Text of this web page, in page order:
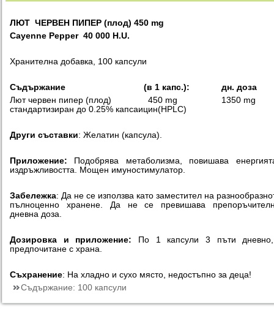
ЛЮТ ЧЕРВЕН ПИПЕР (плод) 450 mg
Cayenne Pepper 40 000 H.U.
Хранителна добавка, 100 капсули
Съдържание (в 1 капс.): дн. доза
Лют червен пипер (плод) 450 mg 1350 mg
стандартизиран до 0.25% капсаицин(HPLC)
Други съставки: Желатин (капсула).
Приложение:
Подобрява метаболизма, повишава
издръжливостта. Мощен имуностимулатор.
Забележка: Да не се използва като заместител на
пълноценно хранене. Да не се превишава
дневна доза.
Дозировка и приложение:
По 1 капсули 3 пъти
предпочитане с храна.
Съхранение: На хладно и сухо място, недостъпно за деца!
Съдържание: 100 капсули